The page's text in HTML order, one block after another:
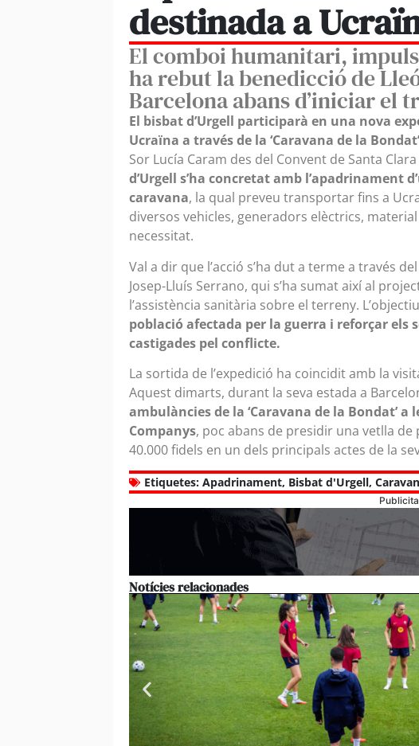
destinada a
El comboi humanitari,
ha rebut la benedicció de
Barcelona abans d’iniciar el
El bisbat d’Urgell participarà en una nova
Ucraïna a través de la ‘Caravana de la Bondat’
Sor Lucía Caram des del Convent de Santa
d’Urgell s’ha concretat amb l’apadrinament
caravana, la qual preveu transportar fins a
diversos vehicles, generadors elèctrics,
necessitat.
Val a dir que l’acció s’ha dut a terme a través
Josep-Lluís Serrano, qui s’ha sumat així al
l’assistència sanitària sobre el terreny.
població afectada per la guerra i reforçar els
castigades pel conflicte.
La sortida de l’expedició ha coincidit amb la
Aquest dimarts, durant la seva estada a
ambulàncies de la ‘Caravana de la Bondat’ a
Companys, poc abans de presidir una vetlla
40.000 fidels en un dels principals actes de la
Etiquetes: Apadrinament, Bisbat d'Urgell,
Notícies relacionades